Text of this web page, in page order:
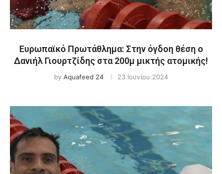
Ευρωπαϊκό Πρωτάθλημα: Στην όγδοη θέση ο
Δανιήλ Γιουρτζίδης στα 200μ μικτής ατομικής!
by Aquafeed 24 23 Ιουνίου 2024